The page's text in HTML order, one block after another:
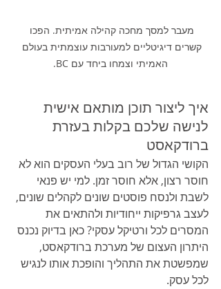
מעבר למסך מחכה קהילה אמיתית. הפכו
קשרים דיגיטליים למעורבות עוצמתית בעולם
האמיתי וצמחו ביחד עם BC.
איך ליצור תוכן מותאם אישית
לנישה שלכם בקלות בעזרת
ברודקאסט
הקושי הגדול של רוב בעלי העסקים הוא לא
חוסר רצון, אלא חוסר זמן. למי יש פנאי
לשבת ולנסח פוסטים שונים לקהלים שונים,
לעצב גרפיקות ייחודיות ולהתאים את
המסרים לכל ורטיקל עסקי? כאן בדיוק נכנס
היתרון העצום של מערכת ברודקאסט,
שמפשטת את התהליך והופכת אותו לנגיש
לכל עסק.